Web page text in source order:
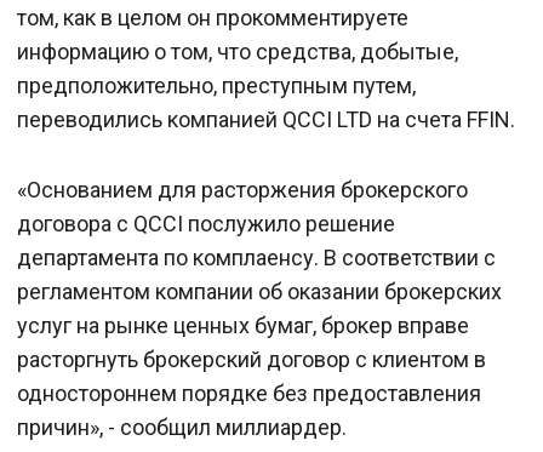
том, как в целом он прокомментируете
информацию о том, что средства, добытые,
предположительно, преступным путем,
переводились компанией QCCI LTD на счета FFIN.
«Основанием для расторжения брокерского
договора с QCCI послужило решение
департамента по комплаенсу. В соответствии с
регламентом компании об оказании брокерских
услуг на рынке ценных бумаг, брокер вправе
расторгнуть брокерский договор с клиентом в
одностороннем порядке без предоставления
причин», - сообщил миллиардер.